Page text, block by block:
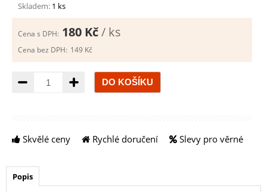
Skladem: 1 ks
Cena s DPH: 180 Kč/ ks
Cena bez DPH: 149 Kč
Množství
Skvělé ceny Rychlé doručení Slevy pro věrné
Popis